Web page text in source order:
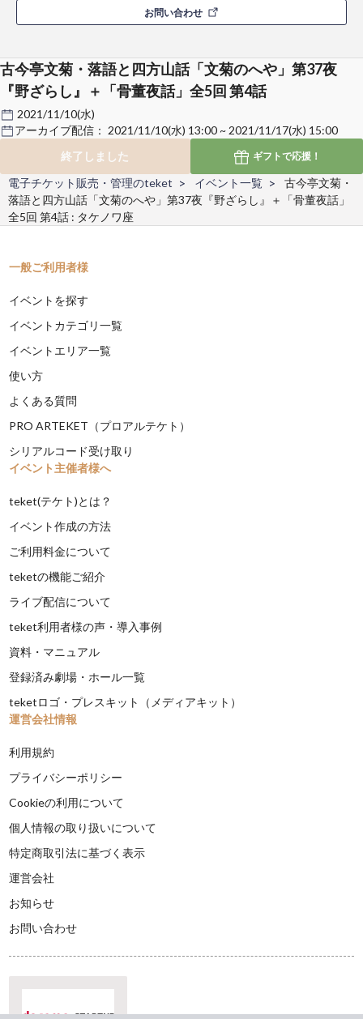
お問い合わせ
古今亭文菊・落語と四方山話「文菊のへや」第37夜
『野ざらし』＋「骨董夜話」全5回 第4話
2021/11/10(水)
アーカイブ配信： 2021/11/10(水) 13:00 ~ 2021/11/17(水) 15:00
終了しました
ギフトで応援！
電子チケット販売・管理のteket イベント一覧
古今亭文菊・
落語と四方山話「文菊のへや」第37夜『野ざらし』＋「骨董夜話」
全5回 第4話 : タケノワ座
一般ご利用者様
イベントを探す
イベントカテゴリ一覧
イベントエリア一覧
使い方
よくある質問
PRO ARTEKET（プロアルテケト）
シリアルコード受け取り
イベント主催者様へ
teket(テケト)とは？
イベント作成の方法
ご利用料金について
teketの機能ご紹介
ライブ配信について
teket利用者様の声・導入事例
資料・マニュアル
登録済み劇場・ホール一覧
teketロゴ・プレスキット（メディアキット）
運営会社情報
利用規約
プライバシーポリシー
Cookieの利用について
個人情報の取り扱いについて
特定商取引法に基づく表示
運営会社
お知らせ
お問い合わせ